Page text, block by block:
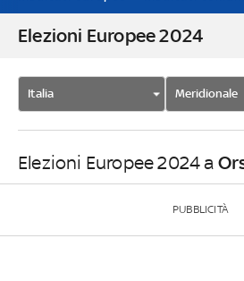
Elezioni Europee 2024
Italia Meridionale
Elezioni Europee 2024 a
PUBBLICITÀ